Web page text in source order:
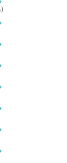
SAR Ριάλ Σαουδικής Αραβίας (﷼)